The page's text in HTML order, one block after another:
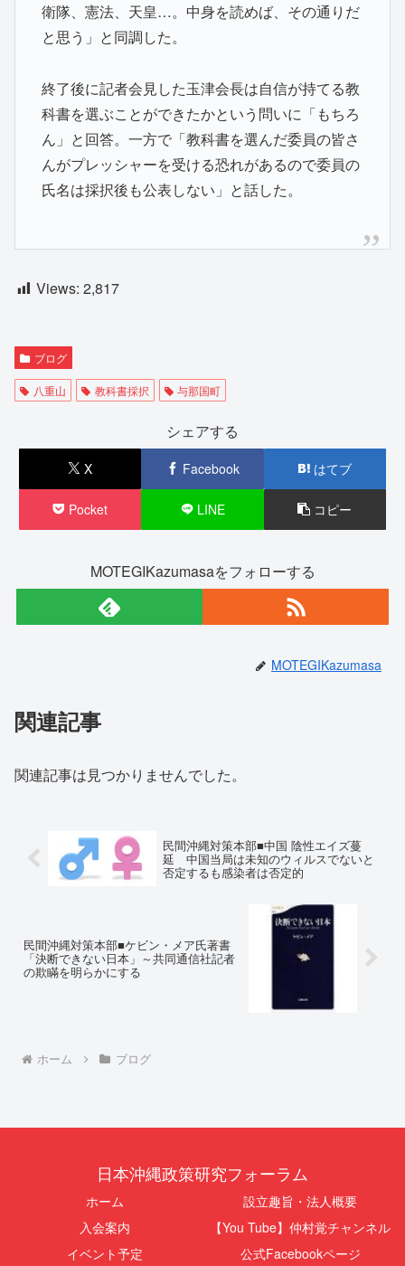
衛隊、憲法、天皇…。中身を読めば、その通りだ
と思う」と同調した。
終了後に記者会見した玉津会長は自信が持てる教
科書を選ぶことができたかという問いに「もちろ
ん」と回答。一方で「教科書を選んだ委員の皆さ
んがプレッシャーを受ける恐れがあるので委員の
氏名は採択後も公表しない」と話した。
Views: 2,817
ブログ
八重山 教科書採択 与那国町
シェアする
X Facebook はてブ
Pocket LINE コピー
MOTEGIKazumasaをフォローする
MOTEGIKazumasa
関連記事
関連記事は見つかりませんでした。
民間沖縄対策本部■中国 陰性エイズ蔓
延 中国当局は未知のウィルスでないと
否定するも感染者は否定的
民間沖縄対策本部■ケビン・メア氏著書
「決断できない日本」～共同通信社記者
の欺瞞を明らかにする
ホーム ブログ
日本沖縄政策研究フォーラム
ホーム
設立趣旨・法人概要
入会案内
【You Tube】仲村覚チャンネル
イベント予定
公式Facebookページ